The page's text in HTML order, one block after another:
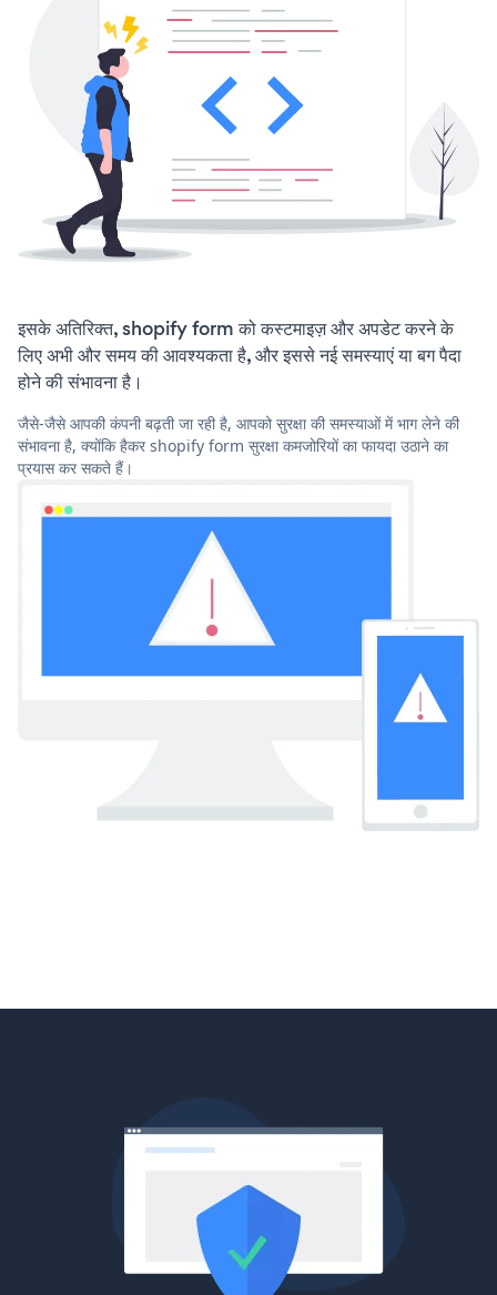
इसके अतिरिक्त, shopify form को कस्टमाइज़ और अपडेट करने के
लिए अभी और समय की आवश्यकता है, और इससे नई समस्याएं या बग पैदा
होने की संभावना है।
जैसे-जैसे आपकी कंपनी बढ़ती जा रही है, आपको सुरक्षा की समस्याओं में भाग लेने की
संभावना है, क्योंकि हैकर shopify form सुरक्षा कमजोरियों का फायदा उठाने का
प्रयास कर सकते हैं।